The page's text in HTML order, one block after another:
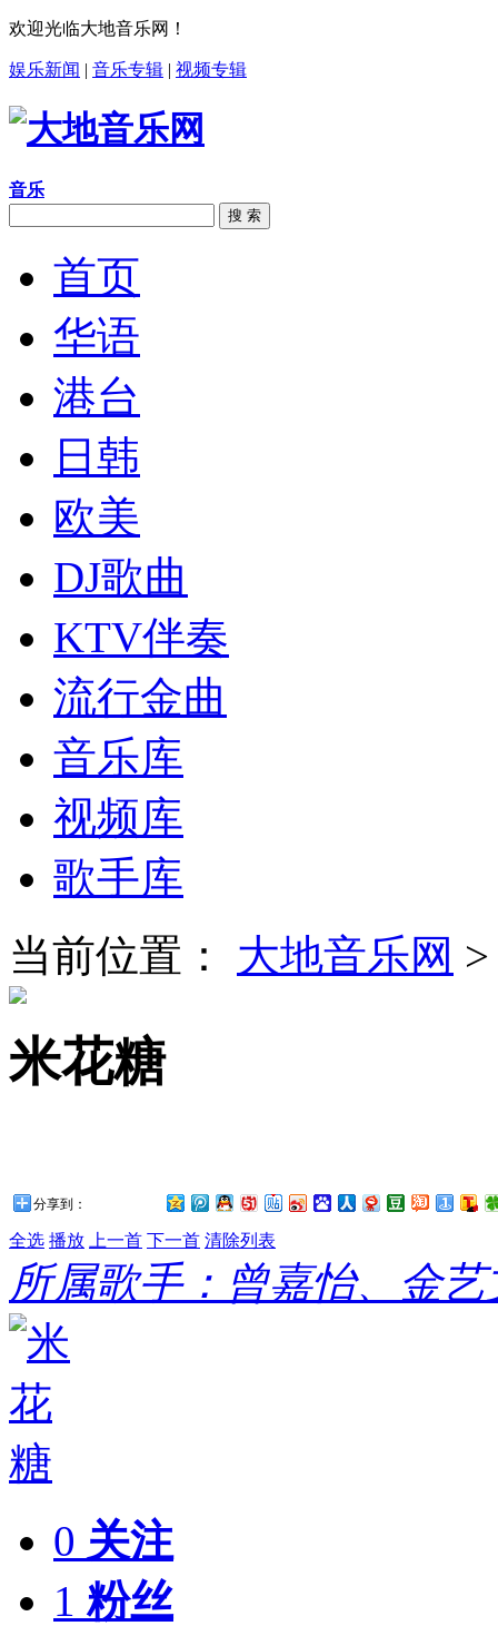
欢迎光临大地音乐网！
娱乐新闻 | 音乐专辑 | 视频专辑
音乐
搜 索
首页
华语
港台
日韩
欧美
DJ歌曲
KTV伴奏
流行金曲
音乐库
视频库
歌手库
当前位置：
大地音乐网
米花糖
分享到：
全选 播放 上一首 下一首 清除列表
所属歌手：曾嘉怡、金艺
0 关注
1 粉丝